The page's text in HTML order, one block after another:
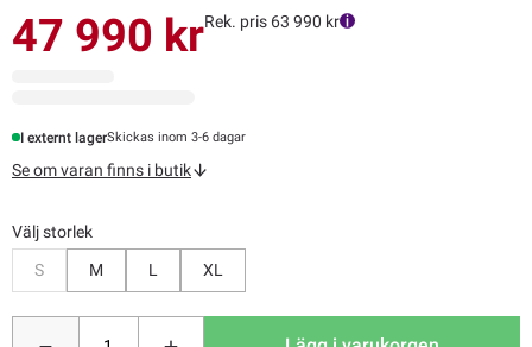
47 990 krRek. pris 63 990 kr
I externt lagerSkickas inom 3-6 dagar
Se om varan finns i butik
Välj storlek
S
M L XL